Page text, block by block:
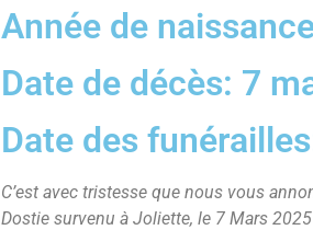
Année de
Date de décès: 7
Date des
C’est avec tristesse que nous vous
Dostie survenu à Joliette, le 7 Mars 2025